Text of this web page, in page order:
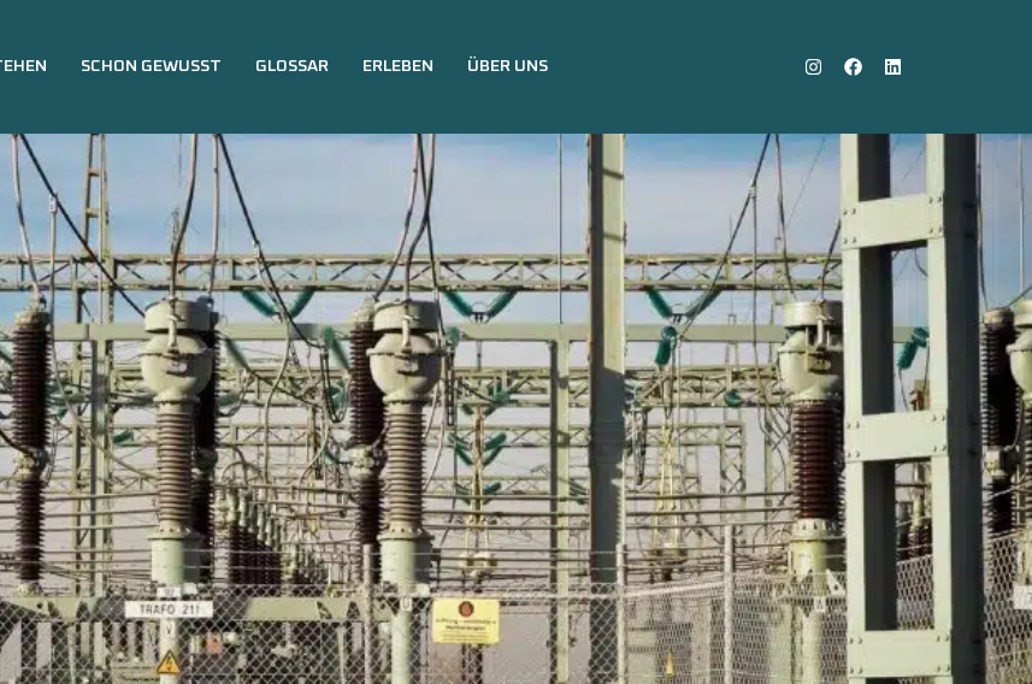
SCHON GEWUSST GLOSSAR ERLEBEN ÜBER UNS